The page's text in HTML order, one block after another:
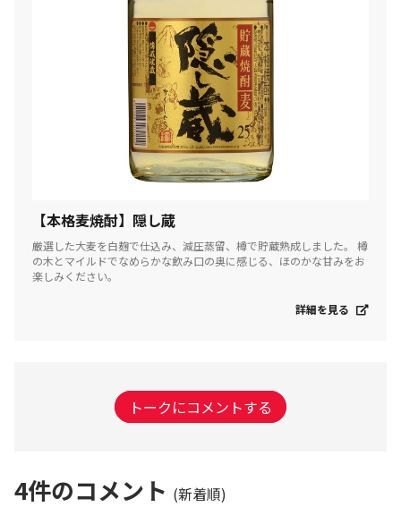
【本格麦焼酎】隠し蔵
厳選した大麦を白麹で仕込み、減圧蒸留、樽で貯蔵熟成しました。 樽
の木とマイルドでなめらかな飲み口の奥に感じる、ほのかな甘みをお
楽しみください。
詳細を見る
トークにコメントする
4件のコメント (新着順)